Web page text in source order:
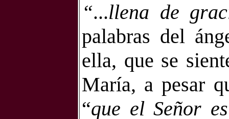
“...llena de
palabras del
ella, que se
María, a pesar
“que el Señor